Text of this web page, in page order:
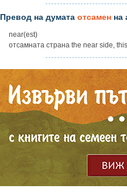
Превод на думата отсамен на
near(est)
отсамната страна the near side,